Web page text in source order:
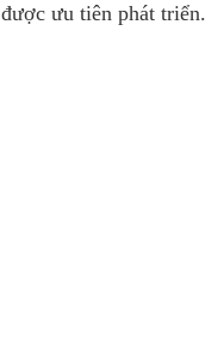
được ưu tiên phát triển.